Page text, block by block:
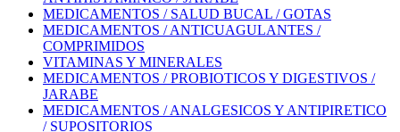
MEDICAMENTOS / SALUD BUCAL / GOTAS
MEDICAMENTOS / ANTICUAGULANTES /
COMPRIMIDOS
VITAMINAS Y MINERALES
MEDICAMENTOS / PROBIOTICOS Y DIGESTIVOS /
JARABE
MEDICAMENTOS / ANALGESICOS Y ANTIPIRETICO
/ SUPOSITORIOS